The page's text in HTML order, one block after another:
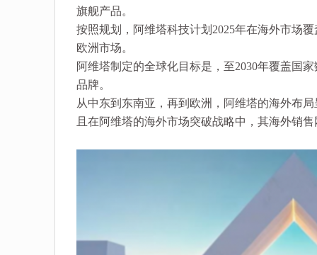
旗舰产品。
按照规划，阿维塔科技计划2025年在海外市场
欧洲市场。
阿维塔制定的全球化目标是，至2030年覆盖国
品牌。
从中东到东南亚，再到欧洲，阿维塔的海外布
且在阿维塔的海外市场突破战略中，其海外销